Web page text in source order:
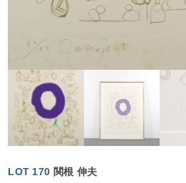
LOT 170 関根 伸夫